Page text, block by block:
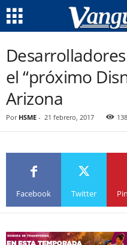
el “próximo
Arizona
Por HSME - 21 febrero, 2017
Facebook Twitter